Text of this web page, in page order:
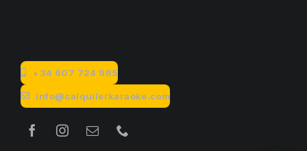
+34 607 724 965
info@calquilerkaraoke.com